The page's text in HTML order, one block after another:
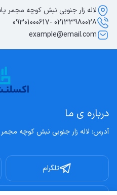
درباره ی ما
آدرس: لاله زار جنوبی نبش کوچه مجمر
تلگرام
لاله زار جنوبی نبش کوچه مجمر
02133980028 -09301000617
example@email.com